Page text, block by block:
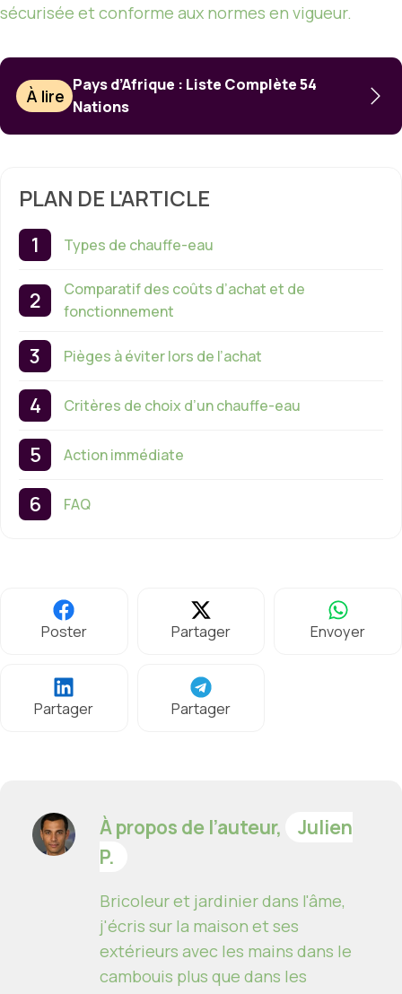
sécurisée et conforme aux normes en vigueur.
À lire
Pays d’Afrique : Liste Complète 54
Nations
PLAN DE L'ARTICLE
Types de chauffe-eau
Comparatif des coûts d’achat et de
fonctionnement
Pièges à éviter lors de l’achat
Critères de choix d’un chauffe-eau
Action immédiate
FAQ
Poster Partager Envoyer
Partager Partager
À propos de l’auteur,
Julien
P.
Bricoleur et jardinier dans l'âme,
j'écris sur la maison et ses
extérieurs avec les mains dans le
cambouis plus que dans les